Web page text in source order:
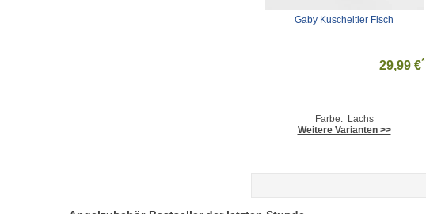
Gaby Kuscheltier Fisch
29,99 €*
Farbe: Lachs
Weitere Varianten >>